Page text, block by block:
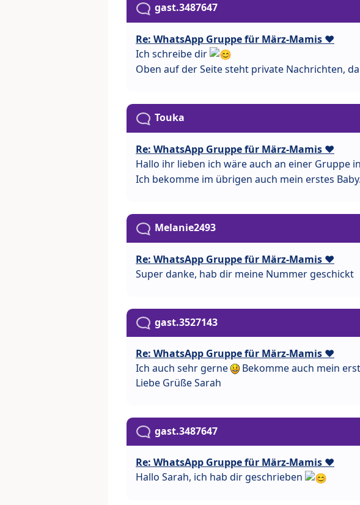
gast.3487647
Re: WhatsApp Gruppe für März-Mamis ❤️
Ich schreibe dir
Oben auf der Seite steht private Nachrichten,
Touka
Re: WhatsApp Gruppe für März-Mamis ❤️
Hallo ihr lieben ich wäre auch an einer Gruppe
Ich bekomme im übrigen auch mein erstes Baby.
Melanie2493
Re: WhatsApp Gruppe für März-Mamis ❤️
Super danke, hab dir meine Nummer geschickt
gast.3527143
Re: WhatsApp Gruppe für März-Mamis ❤️
Ich auch sehr gerne
Bekomme auch mein
Liebe Grüße Sarah
gast.3487647
Re: WhatsApp Gruppe für März-Mamis ❤️
Hallo Sarah, ich hab dir geschrieben